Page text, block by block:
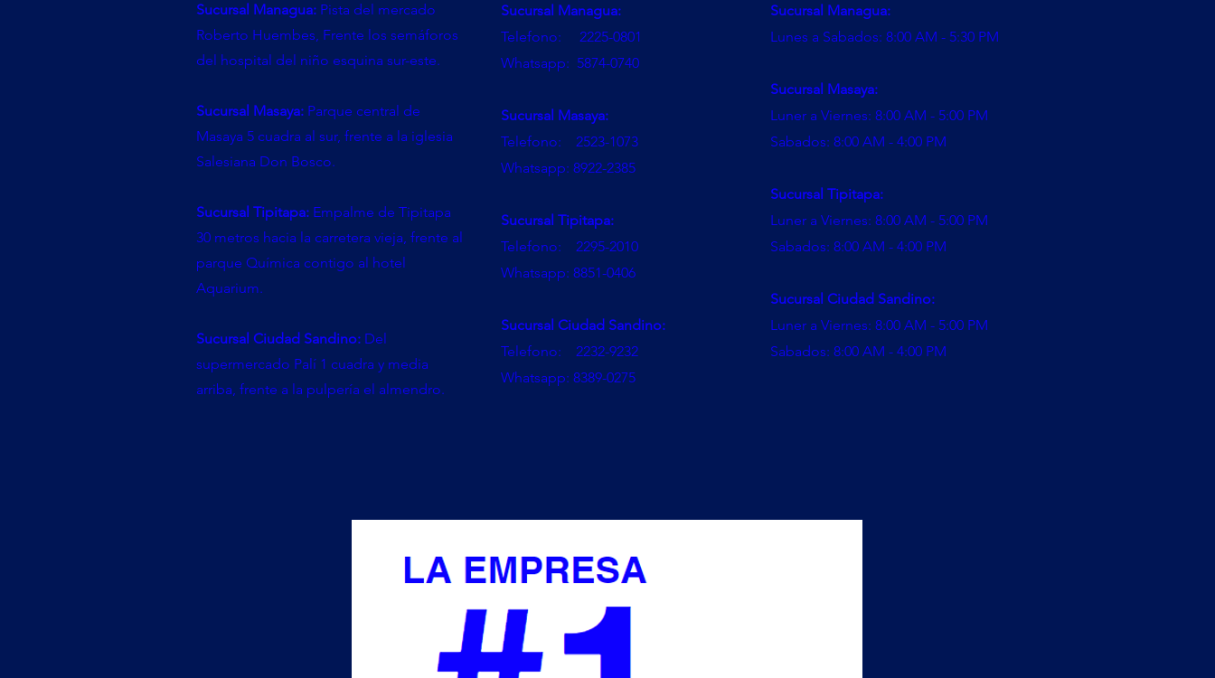
Sucursal Managua: Pista del mercado
Roberto Huembes, Frente los semáforos
del hospital del niño esquina sur-este.
Sucursal Masaya: Parque central de
Masaya 5 cuadra al sur, frente a la iglesia
Salesiana Don Bosco.
Sucursal Tipitapa: Empalme de Tipitapa
30 metros hacia la carretera vieja, frente al
parque Química contigo al hotel
Aquarium.
Sucursal Ciudad Sandino: Del
supermercado Palí 1 cuadra y media
arriba, frente a la pulpería el almendro.
Sucursal Managua:
Telefono: 2225-0801
Whatsapp: 5874-0740
Sucursal Masaya:
Telefono: 2523-1073
Whatsapp: 8922-2385
Sucursal Tipitapa:
Telefono: 2295-2010
Whatsapp: 8851-0406
Sucursal Ciudad Sandino:
Telefono: 2232-9232
Whatsapp: 8389-0275
Sucursal Managua:
Lunes a Sabados: 8:00 AM - 5:30 PM
Sucursal Masaya:
Luner a Viernes: 8:00 AM - 5:00 PM
Sabados: 8:00 AM - 4:00 PM
Sucursal Tipitapa:
Luner a Viernes: 8:00 AM - 5:00 PM
Sabados: 8:00 AM - 4:00 PM
Sucursal Ciudad Sandino:
Luner a Viernes: 8:00 AM - 5:00 PM
Sabados: 8:00 AM - 4:00 PM